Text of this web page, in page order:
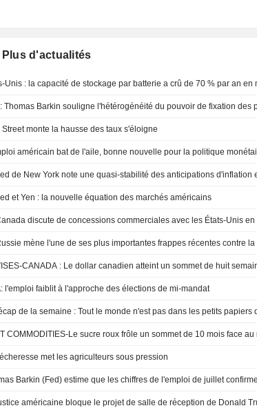
Plus d'actualités
Street monte la hausse des taux s'éloigne
américain bat de l'aile, bonne nouvelle pour la politique
et Yen : la nouvelle équation des marchés américains
l'emploi faiblit à l'approche des élections de mi-mandat
met les agriculteurs sous pression